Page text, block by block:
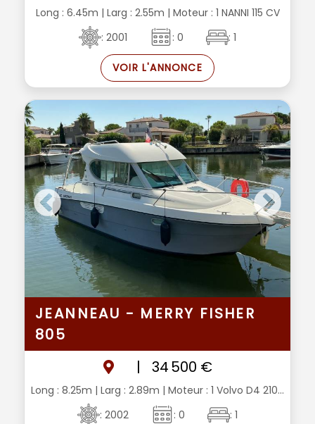
Long : 6.45m | Larg : 2.55m | Moteur : 1 NANNI 115 CV
: 2001
: 0 : 1
VOIR L'ANNONCE
JEANNEAU - MERRY FISHER
805
|
34 500 €
Long : 8.25m | Larg : 2.89m | Moteur : 1 Volvo D4 210...
: 2002
: 0 : 1